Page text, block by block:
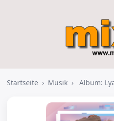
Startseite › Musik › Album: